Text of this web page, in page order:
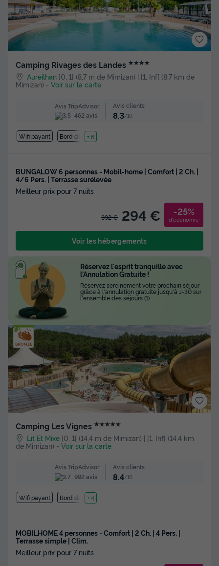
Camping Rivages des Landes ★★★★
Aureilhan ]0, 1[ (8,7 m de Mimizan) | [1, Inf[ (8,7 km de
Mimizan) - Voir sur la carte
Avis TripAdvisor
462 avis
Avis clients
8.3/10
Wifi payant Bord de mer
+ 6
BUNGALOW 6 personnes - Mobil-home | Comfort | 2 Ch. |
4/6 Pers. | Terrasse surélevée
Meilleur prix pour 7 nuits
392 € 294 € -25%
d'économie
Voir les hébergements
Camping Les Vignes ★★★★★
Lit Et Mixe ]0, 1[ (14,4 m de Mimizan) | [1, Inf[ (14,4 km
de Mimizan) - Voir sur la carte
Avis TripAdvisor
992 avis
Avis clients
8.4/10
Wifi payant Bord de mer
+ 4
MOBILHOME 4 personnes - Comfort | 2 Ch. | 4 Pers. |
Terrasse simple | Clim.
Meilleur prix pour 7 nuits
Réservez l'esprit tranquille avec
l'Annulation Gratuite !
Réservez sereinement votre prochain séjour
grâce à l'annulation gratuite jusqu'à J-30 sur
l'ensemble des séjours (1).